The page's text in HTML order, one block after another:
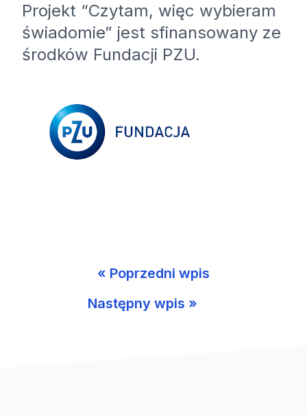
Projekt “Czytam, więc wybieram
świadomie” jest sfinansowany ze
środków Fundacji PZU.
« Poprzedni wpis
Następny wpis »